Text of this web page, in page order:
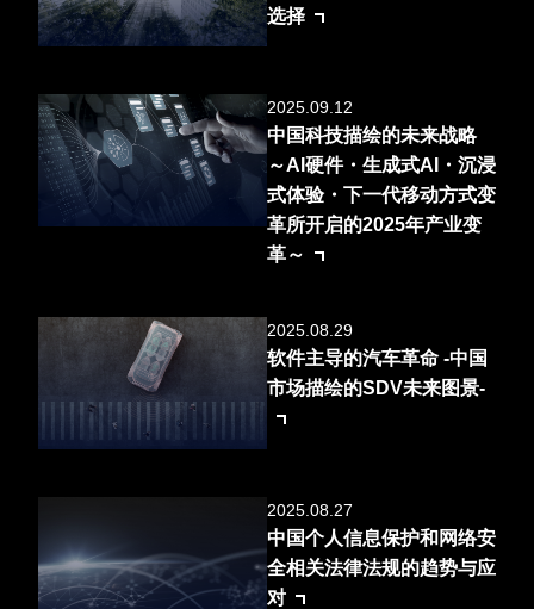
选择
中国科技描绘的未来战略
～AI硬件・生成式AI・沉浸
式体验・下一代移动方式变
革所开启的2025年产业变
革～
2025.09.12
软件主导的汽车革命 -中国
市场描绘的SDV未来图景-
2025.08.29
中国个人信息保护和网络安
全相关法律法规的趋势与应
对
2025.08.27